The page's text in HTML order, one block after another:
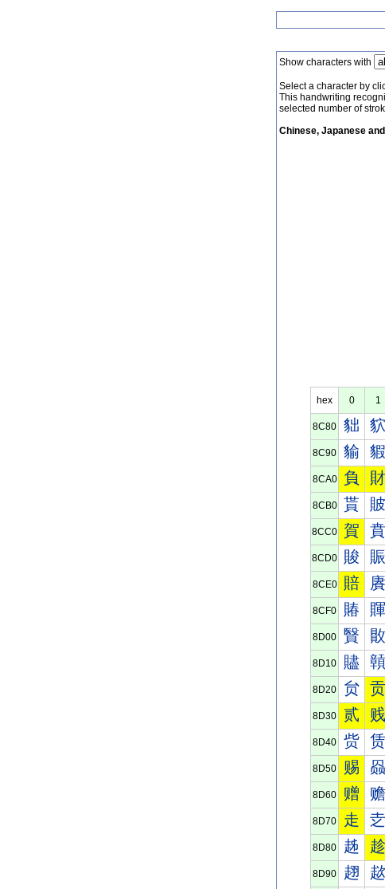
Show characters with
Select a character by
This handwriting
selected number of
Chinese, Japanese
hex 0 1
8C80 貀 貁
8C90 貐 貑
8CA0 負 財
8CB0 貰 貱
8CC0 賀 賁
8CD0 賐 賑
8CE0 賠 賡
8CF0 賰 賱
8D00 贀 贁
8D10 贐 贑
8D20 贠 贡
8D30 贰 贱
8D40 赀 赁
8D50 赐 赑
8D60 赠 赡
8D70 走 赱
8D80 趀 趁
8D90 趐 趑